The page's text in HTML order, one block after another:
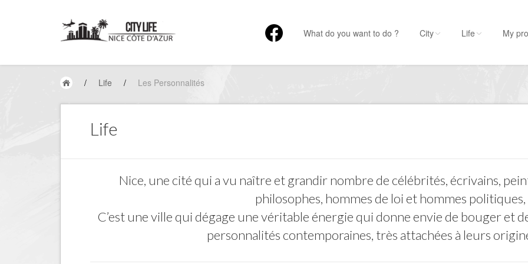
What do you want to do ? City Life My
/ Life / Les Personnalités
Life
Nice, une cité qui a vu naître et grandir nombre de célébrités, écrivains,
philosophes, hommes de loi et hommes
C’est une ville qui dégage une véritable énergie qui donne envie de bouger et
personnalités contemporaines, très attachées à leurs